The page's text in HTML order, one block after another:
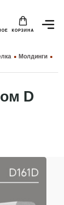
КОРЗИНА
Молдинги
D